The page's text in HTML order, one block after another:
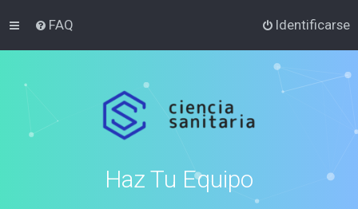
FAQ Identificarse
Haz Tu Equipo